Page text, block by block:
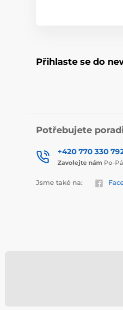
Přihlaste se do
Potřebujete
+420 770 330
Zavolejte nám Po-Pá
Jsme také na: